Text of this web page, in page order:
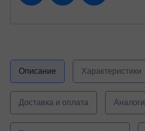
Описание Характеристики
Доставка и оплата Аналоги